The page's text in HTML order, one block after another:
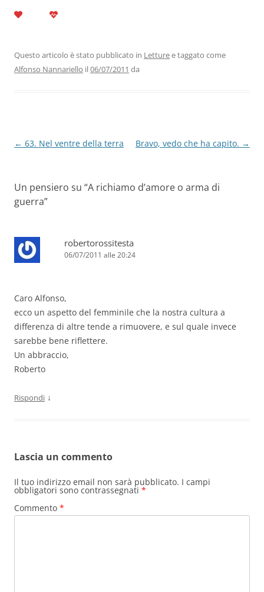
b
o
dI
n
A
p
a
m
vi
Questo articolo è stato pubblicato in Letturee taggato come
Alfonso Nannariello il06/07/2011 da
Navigazione
← 63. Nel ventre della terra Bravo, vedo che ha capito. →
Un pensiero su “A richiamo d’amore o arma di
guerra”
robertorossitesta
06/07/2011 alle 20:24
Caro Alfonso,
ecco un aspetto del femminile che la nostra cultura a
differenza di altre tende a rimuovere, e sul quale invece
sarebbe bene riflettere.
Un abbraccio,
Roberto
Rispondi ↓
Lascia un commento
Il tuo indirizzo email non sarà pubblicato. I campi
obbligatori sono contrassegnati *
Commento *